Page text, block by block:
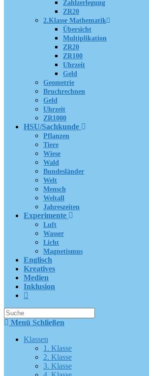
Zahlzerlegung
ZR20
2.Klasse Mathematik
Übersicht
Multiplikation
ZR20
ZR100
Uhrzeit
Geld
Geometrie
Bruchrechnen
Geld
Uhrzeit
ZR1000
HSU/Sachkunde
Pflanzen
Tiere
Wiese
Wald
Bundesländer
Welt
Mensch
Weltall
Jahreszeiten
Experimente
Luft
Wasser
Licht
Magnetismus
Englisch
Kreatives
Medien
Inklusion
Suche
nach:
Menü Schließen
Klassen
1. Klasse
2. Klasse
3. Klasse